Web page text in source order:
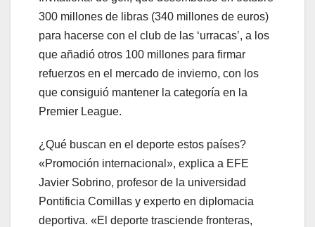
300 millones de libras (340 millones de euros)
para hacerse con el club de las ‘urracas’, a los
que añadió otros 100 millones para firmar
refuerzos en el mercado de invierno, con los
que consiguió mantener la categoría en la
Premier League.
¿Qué buscan en el deporte estos países?
«Promoción internacional», explica a EFE
Javier Sobrino, profesor de la universidad
Pontificia Comillas y experto en diplomacia
deportiva. «El deporte trasciende fronteras,